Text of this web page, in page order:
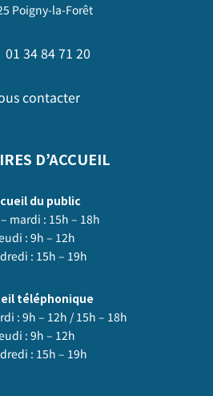
Poigny-la-Forêt
01 34 84 71 20
contacter
D’ACCUEIL
du public
mardi : 15h – 18h
: 9h – 12h
: 15h – 19h
téléphonique
: 9h – 12h / 15h – 18h
: 9h – 12h
: 15h – 19h